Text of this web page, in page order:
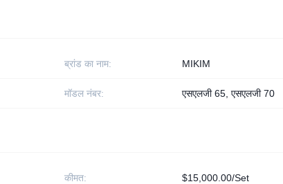
ब्रांड का नाम: MIKIM
मॉडल नंबर: एसएलजी 65, एसएलजी 70
कीमत: $15,000.00/Set